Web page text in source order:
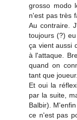
grosso modo
n'est pas très
Au contraire.
toujours (?)
ça vient aussi
à l'attaque.
quand on
tant que joueur.
Et oui la
par la suite,
Balbir).
ce n'est pas